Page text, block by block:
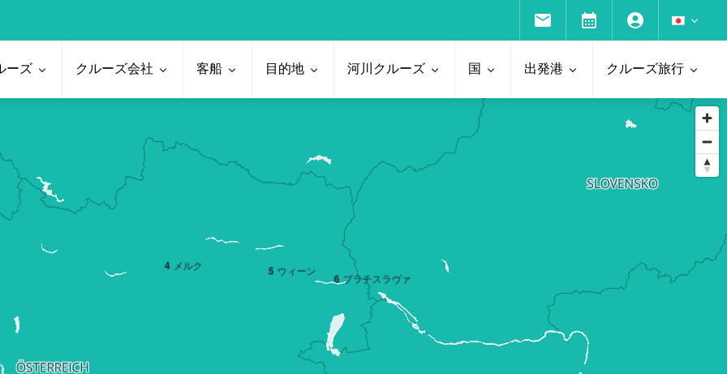
ーズ クルーズ会社 客船 目的地 河川クルーズ 国 出発港 クルーズ旅行
4 メルク 5 ウィーン
6 ブラチスラヴァ